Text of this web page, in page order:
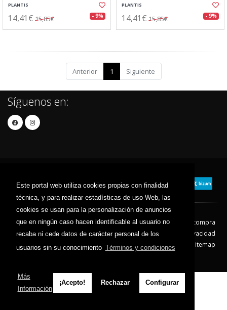
Este portal web utiliza cookies propias con finalidad
técnica, y para realizar estadísticas de uso Web, las
cookies se usan para la personalización de anuncios
que en ningún caso hacen identificable al usuario no
recaba ni cede datos de carácter personal de los
usuarios sin su conocimiento Términos y condiciones
Más
Información
¡Acepto! Rechazar Configurar
PLANTIS
14,41€ 15,85€ - 9%
PLANTIS
14,41€ 15,85€ - 9%
Anterior 1 Siguiente
Síguenos en:
Contacto Aviso Legal
Condiciones de compra
Política de envíos
Política de devolución
Política de Privacidad
Política de Cookies
Sitemap